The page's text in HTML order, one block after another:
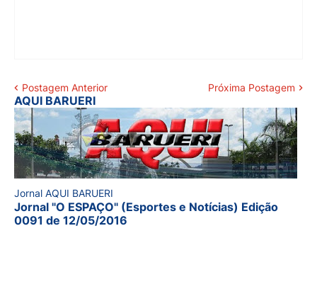
Postagem Anterior Próxima Postagem
AQUI BARUERI
Jornal AQUI BARUERI
Jornal "O ESPAÇO" (Esportes e Notícias) Edição
0091 de 12/05/2016